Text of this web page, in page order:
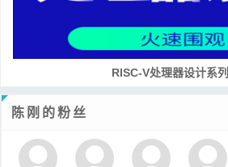
培养RISC-V大学土壤 共建
陈刚的粉丝